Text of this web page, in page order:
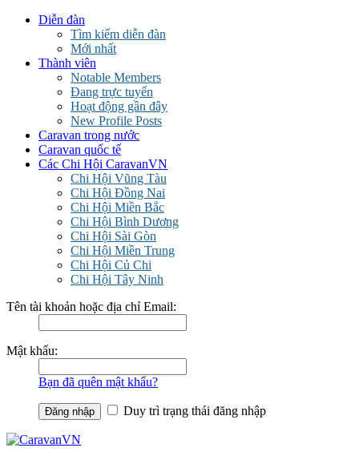
Diễn đàn
Tìm kiếm diễn đàn
Mới nhất
Thành viên
Notable Members
Đang trực tuyến
Hoạt động gần đây
New Profile Posts
Caravan trong nước
Caravan quốc tế
Các Chi Hội CaravanVN
Chi Hội Vũng Tàu
Chi Hội Đồng Nai
Chi Hội Miền Bắc
Chi Hội Bình Dương
Chi Hội Sài Gòn
Chi Hội Miền Trung
Chi Hội Củ Chi
Chi Hội Tây Ninh
Tên tài khoản hoặc địa chỉ Email:
Mật khẩu:
Bạn đã quên mật khẩu?
Duy trì trạng thái đăng nhập